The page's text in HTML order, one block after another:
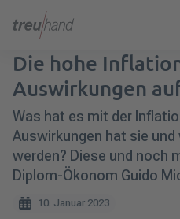
Die hohe
Auswirkungen
Was hat es mit der
Auswirkungen hat sie
werden? Diese und noch
Diplom-Ökonom Guido
10. Januar 2023